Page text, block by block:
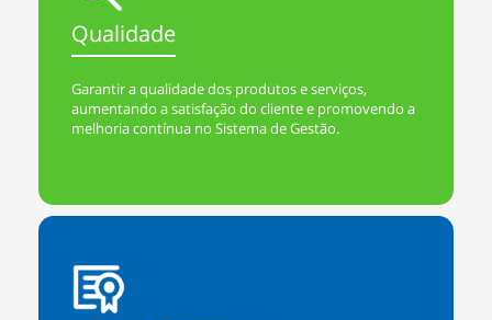
Qualidade
Garantir a qualidade dos produtos e serviços,
aumentando a satisfação do cliente e promovendo a
melhoria contínua no Sistema de Gestão.